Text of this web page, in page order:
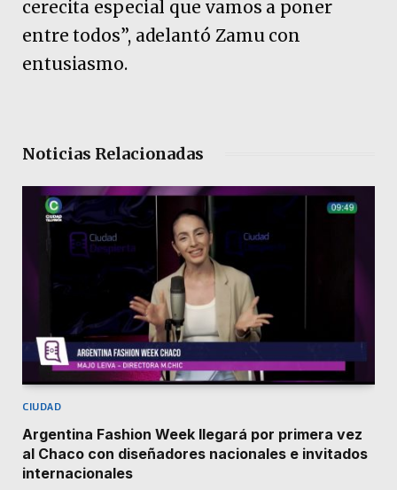
cerecita especial que vamos a poner
entre todos”, adelantó Zamu con
entusiasmo.
Noticias Relacionadas
CIUDAD
Argentina Fashion Week llegará por primera vez
al Chaco con diseñadores nacionales e invitados
internacionales